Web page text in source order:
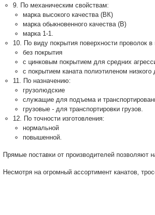
9. По механическим свойствам:
марка высокого качества (ВК)
марка обыкновенного качества (В)
марка 1-1.
10. По виду покрытия поверхности проволок в
без покрытия
с цинковым покрытием для средних
с покрытием каната полиэтиленом низкого
11. По назначению:
грузолюдские
служащие для подъема и
грузовые - для транспортировки грузов.
12. По точности изготовления:
нормальной
повышенной.
Прямые поставки от производителей позволяют
Несмотря на огромный ассортимент канатов,